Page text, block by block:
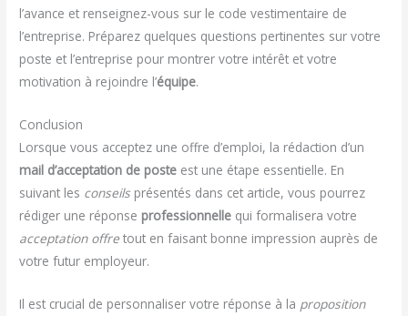
l’avance et renseignez-vous sur le code vestimentaire de
l’entreprise. Préparez quelques questions pertinentes sur votre
poste et l’entreprise pour montrer votre intérêt et votre
motivation à rejoindre l’équipe.
Conclusion
Lorsque vous acceptez une offre d’emploi, la rédaction d’un
mail d’acceptation de poste est une étape essentielle. En
suivant les conseilsprésentés dans cet article, vous pourrez
rédiger une réponse professionnelle qui formalisera votre
acceptation offre tout en faisant bonne impression auprès de
votre futur employeur.
Il est crucial de personnaliser votre réponse à la proposition